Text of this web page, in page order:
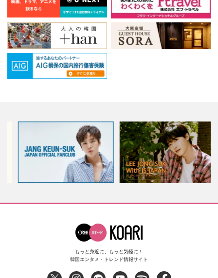
もっと身近に、もっと気軽に！
韓国エンタメ・トレンド情報サイト